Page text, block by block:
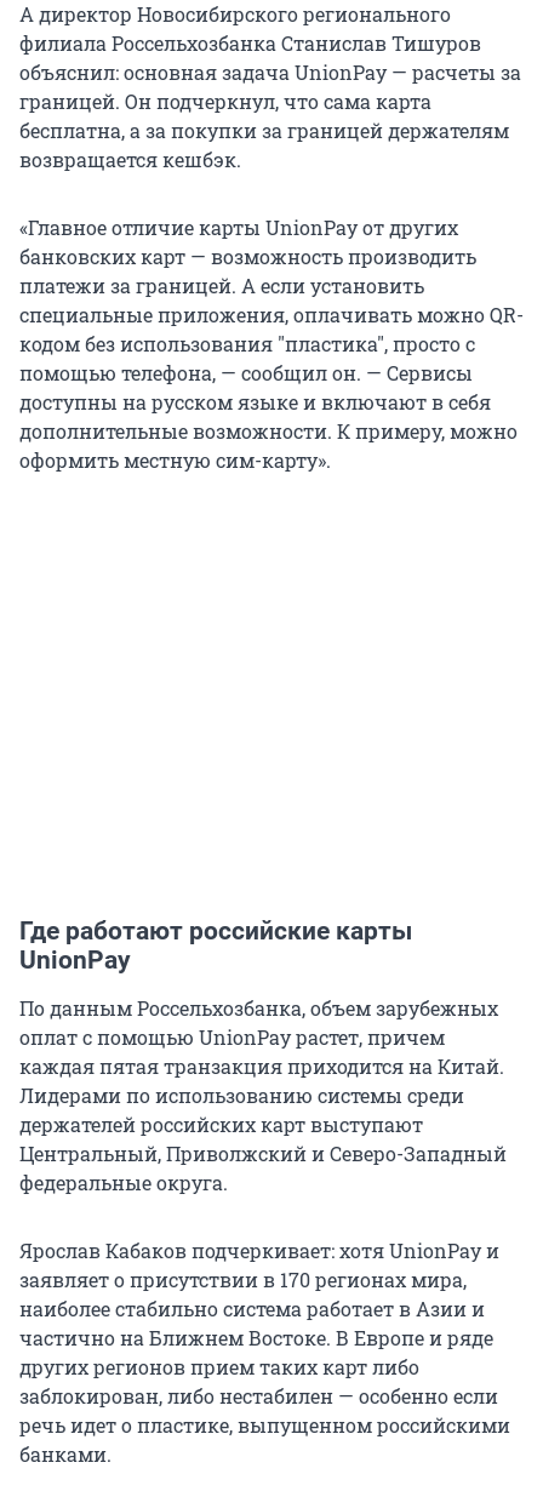
А директор Новосибирского регионального
филиала Россельхозбанка Станислав Тишуров
объяснил: основная задача UnionPay — расчеты за
границей. Он подчеркнул, что сама карта
бесплатна, а за покупки за границей держателям
возвращается кешбэк.
«Главное отличие карты UnionPay от других
банковских карт — возможность производить
платежи за границей. А если установить
специальные приложения, оплачивать можно QR-
кодом без использования "пластика", просто с
помощью телефона, — сообщил он. — Сервисы
доступны на русском языке и включают в себя
дополнительные возможности. К примеру, можно
оформить местную сим-карту».
Где работают российские карты
UnionPay
По данным Россельхозбанка, объем зарубежных
оплат с помощью UnionPay растет, причем
каждая пятая транзакция приходится на Китай.
Лидерами по использованию системы среди
держателей российских карт выступают
Центральный, Приволжский и Северо-Западный
федеральные округа.
Ярослав Кабаков подчеркивает: хотя UnionPay и
заявляет о присутствии в 170 регионах мира,
наиболее стабильно система работает в Азии и
частично на Ближнем Востоке. В Европе и ряде
других регионов прием таких карт либо
заблокирован, либо нестабилен — особенно если
речь идет о пластике, выпущенном российскими
банками.